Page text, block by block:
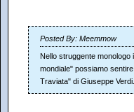
Posted By: Meemmow
Nello struggente
mondiale" possiamo
Traviata" di Giuseppe Verdi.